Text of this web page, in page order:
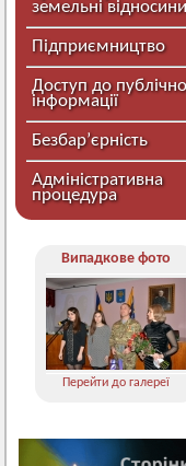
земельні відносини
Підприємництво
Доступ до
інформації
Безбар’єрність
Адміністративна
процедура
Випадкове фото
Перейти до галереї